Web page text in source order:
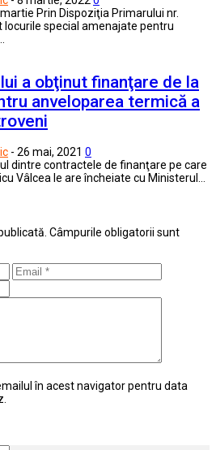
Prin Dispoziţia Primarului nr.
special amenajate pentru
a obţinut finanţare de la
anveloparea termică a
- 26 mai, 2021 0
dintre contractele de finanţare pe care
Vâlcea le are încheiate cu Ministerul…
Câmpurile obligatorii sunt
în acest navigator pentru data